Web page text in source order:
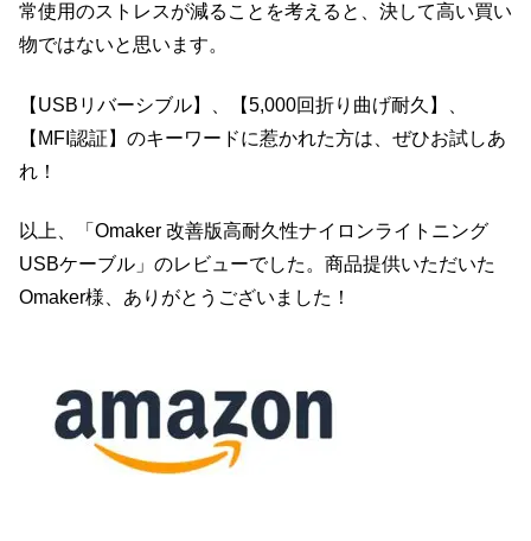
常使用のストレスが減ることを考えると、決して高い買い
物ではないと思います。
【USBリバーシブル】、【5,000回折り曲げ耐久】、
【MFI認証】のキーワードに惹かれた方は、ぜひお試しあ
れ！
以上、「Omaker 改善版高耐久性ナイロンライトニング
USBケーブル」のレビューでした。商品提供いただいた
Omaker様、ありがとうございました！